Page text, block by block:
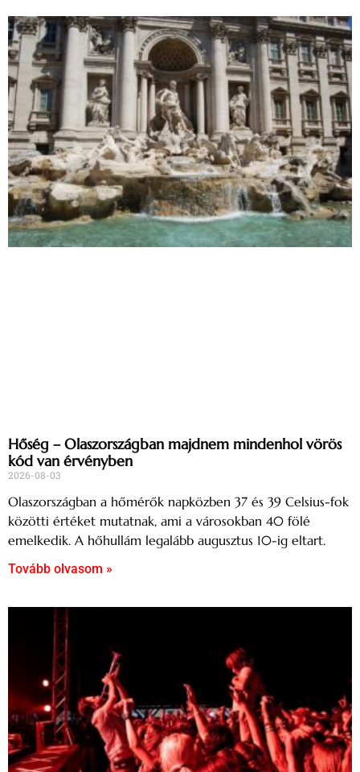
Hőség – Olaszországban majdnem mindenhol vörös
kód van érvényben
2026-08-03
Olaszországban a hőmérők napközben 37 és 39 Celsius-fok
közötti értéket mutatnak, ami a városokban 40 fölé
emelkedik. A hőhullám legalább augusztus 10-ig eltart.
Tovább olvasom »